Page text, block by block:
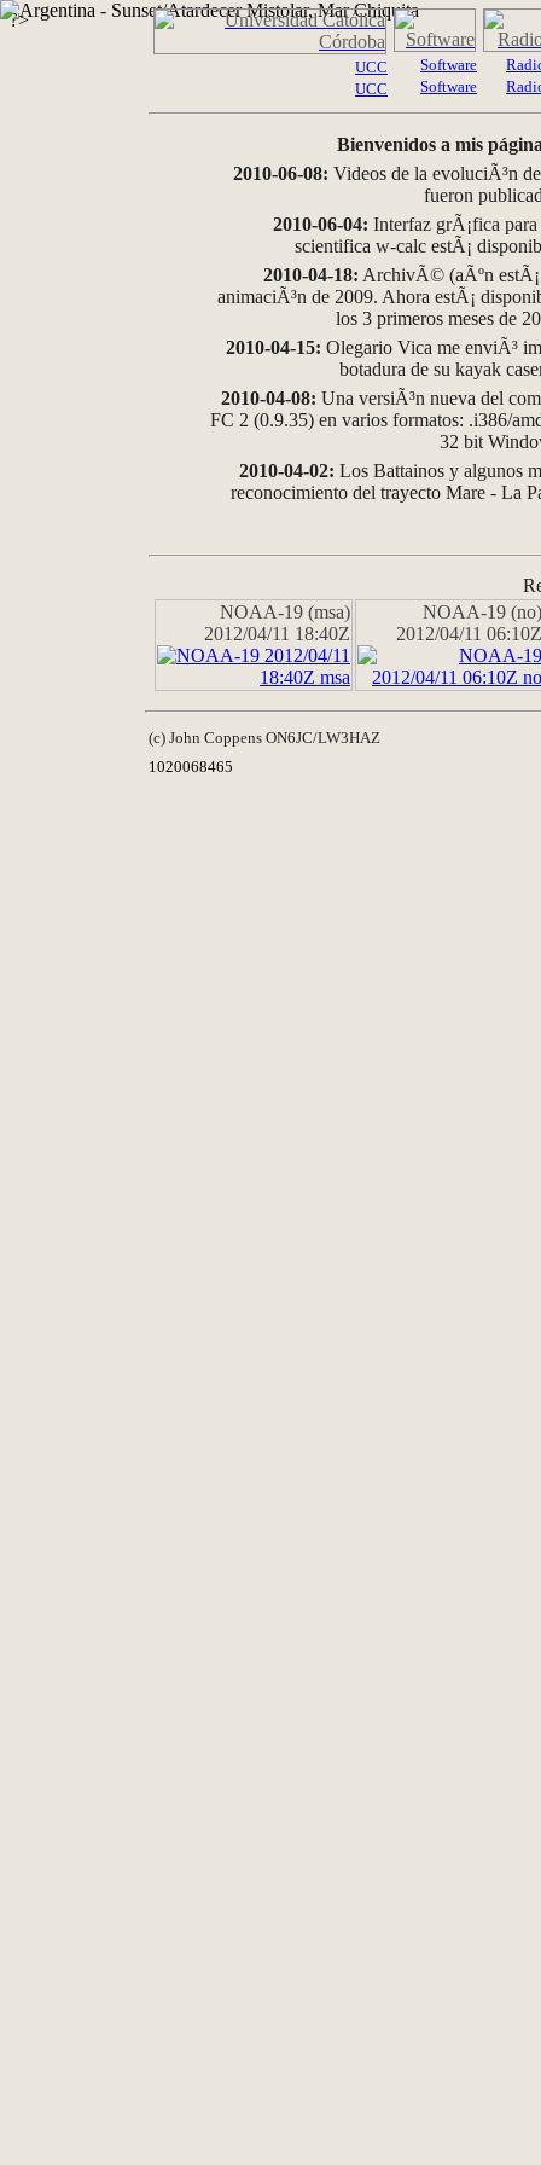
?>
UCC
UCC
Software
Software
Bienvenidos a mis
2010-06-08: Videos de la evoluciÃ³n
fueron
2010-06-04: Interfaz grÃ¡fica
scientifica w-calc estÃ¡
2010-04-18: ArchivÃ© (aÃºn
animaciÃ³n de 2009. Ahora estÃ¡
los 3 primeros meses de
2010-04-15: Olegario Vica me enviÃ³
botadura de su kayak
2010-04-08: Una versiÃ³n nueva del
FC 2 (0.9.35) en varios formatos: .i386/
32 bit
2010-04-02: Los Battainos y algunos
reconocimiento del trayecto Mare - La
NOAA-19 (msa)
2012/04/11 18:40Z
NOAA-19 (no)
2012/04/11 06:10Z
(c) John Coppens ON6JC/LW3HAZ
1020068465